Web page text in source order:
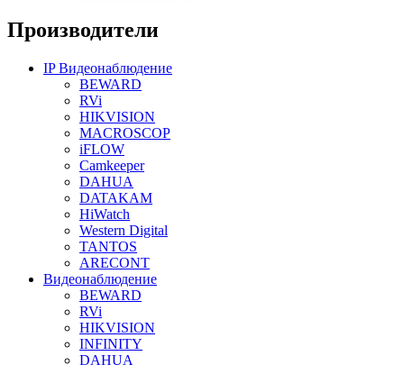
Производители
IP Видеонаблюдение
BEWARD
RVi
HIKVISION
MACROSCOP
iFLOW
Camkeeper
DAHUA
DATAKAM
HiWatch
Western Digital
TANTOS
ARECONT
Видеонаблюдение
BEWARD
RVi
HIKVISION
INFINITY
DAHUA